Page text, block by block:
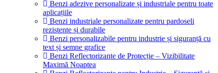
Benzi adezive personalizate și industriale pentru toate
aplicațiile
Benzi industriale personalizate pentru pardoseli
rezistente și durabile
Benzi personalizabile pentru industrie și siguranță cu
text și semne grafice
Benzi Reflectorizante de Protecție – Vizibilitate
Maximă Noaptea